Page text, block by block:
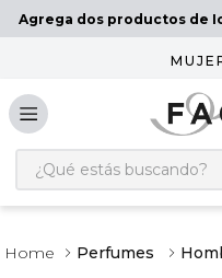
Agrega dos productos de
¿Qué estás buscando?
Perfumes